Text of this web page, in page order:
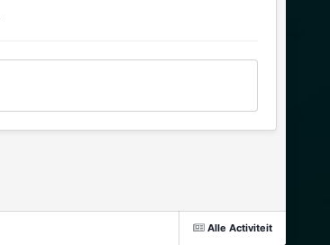
Alle Activiteit